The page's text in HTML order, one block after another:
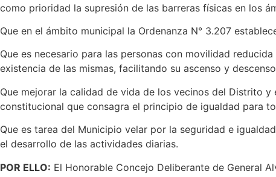
como prioridad la supresión de las barreras físicas en los
Que en el ámbito municipal la Ordenanza N° 3.207
Que es necesario para las personas con movilidad
existencia de las mismas, facilitando su ascenso y
Que mejorar la calidad de vida de los vecinos del Distrito
constitucional que consagra el principio de igualdad para
Que es tarea del Municipio velar por la seguridad e
el desarrollo de las actividades diarias.
POR ELLO: El Honorable Concejo Deliberante de General